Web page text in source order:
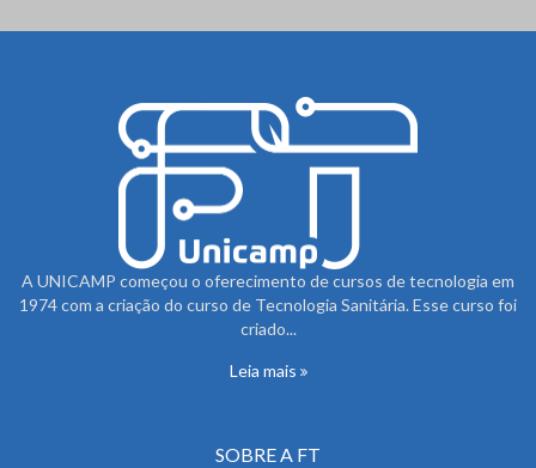
A UNICAMP começou o oferecimento de cursos de tecnologia em
1974 com a criação do curso de Tecnologia Sanitária. Esse curso foi
criado...
Leia mais
SOBRE A FT